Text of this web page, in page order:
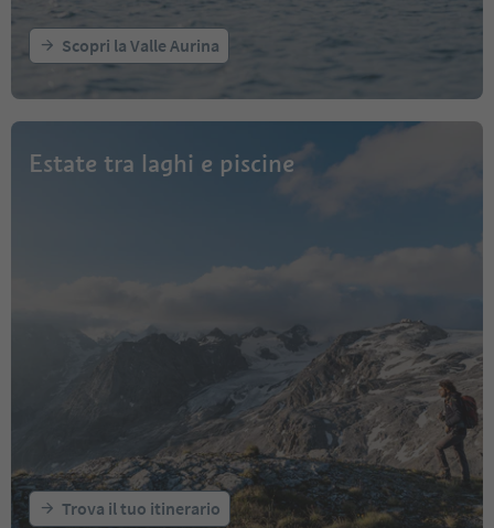
Scopri la Valle Aurina
Estate tra laghi e piscine
Trova il tuo itinerario